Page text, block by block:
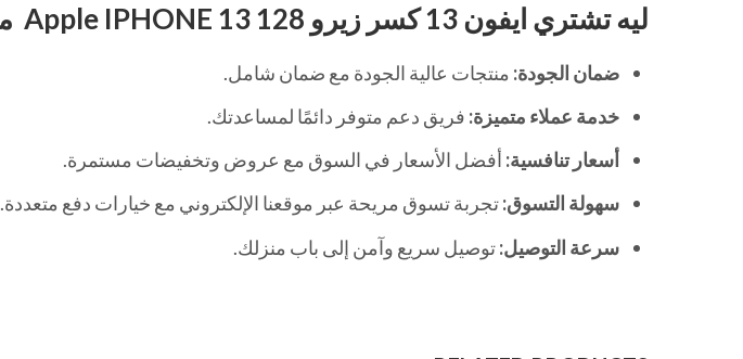
ليه تشتري ايفون 13 كسر زيرو Apple IPHONE 13 128 من tectec store
ضمان الجودة: منتجات عالية الجودة مع ضمان شامل.
خدمة عملاء متميزة: فريق دعم متوفر دائمًا لمساعدتك.
أسعار تنافسية: أفضل الأسعار في السوق مع عروض وتخفيضات مستمرة.
سهولة التسوق:تجربة تسوق مريحة عبر موقعنا الإلكتروني مع خيارات دفع متعددة.
سرعة التوصيل:توصيل سريع وآمن إلى باب منزلك.